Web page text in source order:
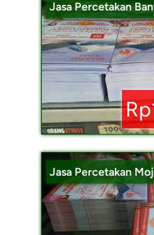
Jasa Percetakan
Jasa Percetakan